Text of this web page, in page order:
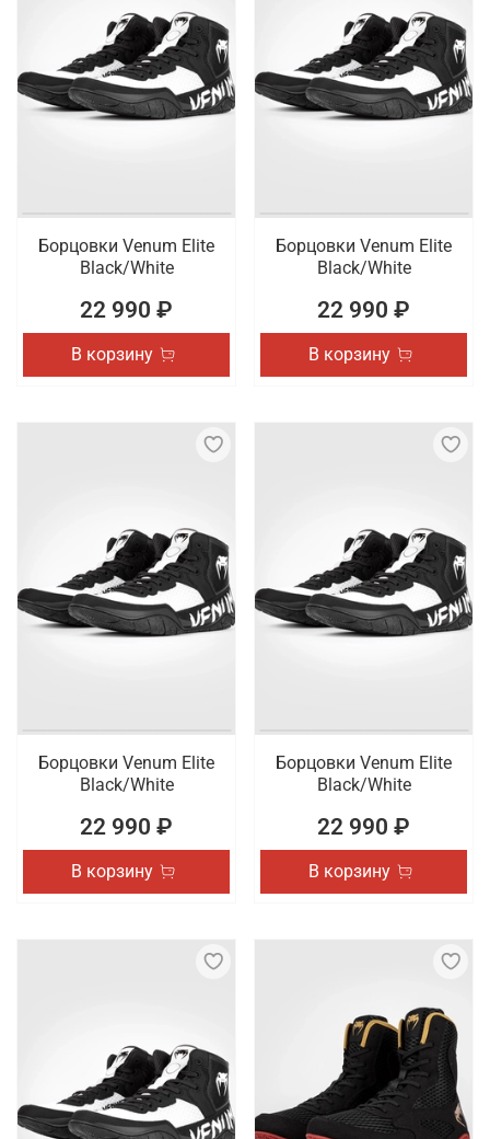
Борцовки Venum Elite
Black/White
22 990 ₽
В корзину
Борцовки Venum Elite
Black/White
22 990 ₽
В корзину
Борцовки Venum Elite
Black/White
22 990 ₽
В корзину
Борцовки Venum Elite
Black/White
22 990 ₽
В корзину